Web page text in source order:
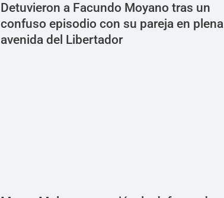
Detuvieron a Facundo Moyano tras un
confuso episodio con su pareja en plena
avenida del Libertador